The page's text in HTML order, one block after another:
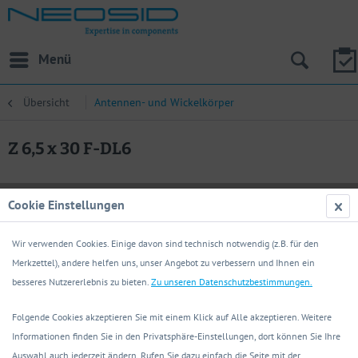
Menü
Übersicht Antennen- und Wickelkörper
Z 6,5 x 30 F-DL6
Cookie Einstellungen
Wir verwenden Cookies. Einige davon sind technisch notwendig (z.B. für den
Merkzettel), andere helfen uns, unser Angebot zu verbessern und Ihnen ein
besseres Nutzererlebnis zu bieten. Zu unseren Datenschutzbestimmungen.
Folgende Cookies akzeptieren Sie mit einem Klick auf Alle akzeptieren. Weitere
Informationen finden Sie in den Privatsphäre-Einstellungen, dort können Sie Ihre
Auswahl auch jederzeit ändern. Rufen Sie dazu einfach die Seite mit der